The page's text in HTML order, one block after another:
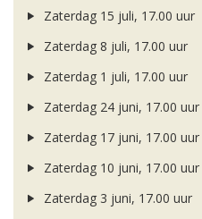
Zaterdag 15 juli, 17.00 uur
Zaterdag 8 juli, 17.00 uur
Zaterdag 1 juli, 17.00 uur
Zaterdag 24 juni, 17.00 uur
Zaterdag 17 juni, 17.00 uur
Zaterdag 10 juni, 17.00 uur
Zaterdag 3 juni, 17.00 uur